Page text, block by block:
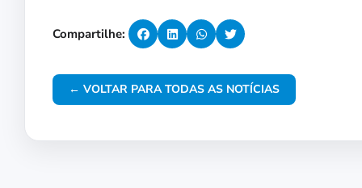
Compartilhe:
← VOLTAR PARA TODAS AS NOTÍCIAS